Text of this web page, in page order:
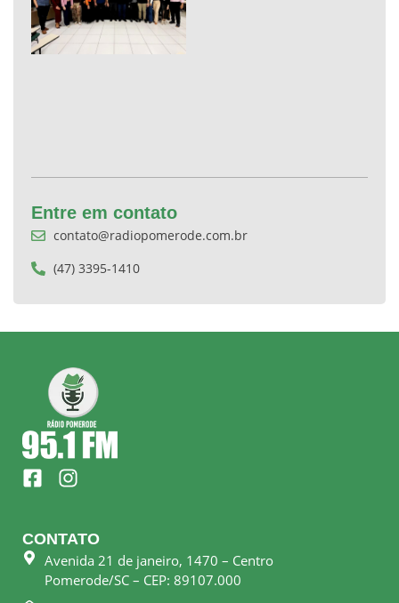
Entre em contato
contato@radiopomerode.com.br
(47) 3395-1410
F
a
e
b
o
I
n
t
a
g
r
CONTATO
Avenida 21 de janeiro, 1470 – Centro
Pomerode/SC – CEP: 89107.000